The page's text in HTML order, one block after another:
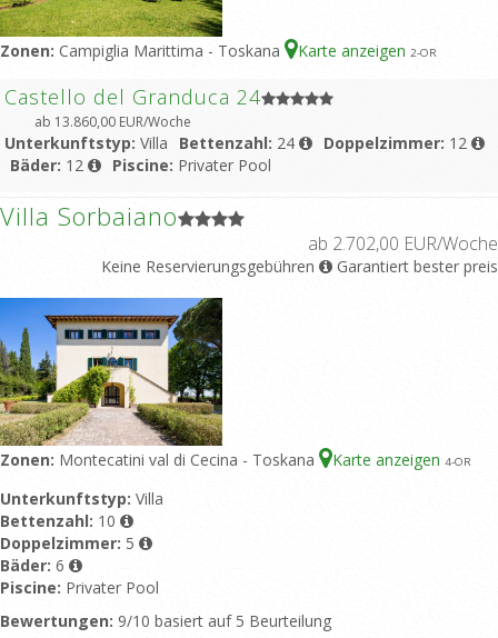
Zonen: Campiglia Marittima - Toskana Karte anzeigen 2-OR
Castello del Granduca 24
ab 13.860,00 EUR/Woche
Unterkunftstyp: Villa Bettenzahl: 24 Doppelzimmer: 12
Bäder: 12 Piscine: Privater Pool
Villa Sorbaiano
ab 2.702,00 EUR/Woche
Keine Reservierungsgebühren Garantiert bester preis
Zonen: Montecatini val di Cecina - Toskana Karte anzeigen 4-OR
Unterkunftstyp: Villa
Bettenzahl: 10
Doppelzimmer: 5
Bäder: 6
Piscine: Privater Pool
Bewertungen: 9/10 basiert auf 5 Beurteilung